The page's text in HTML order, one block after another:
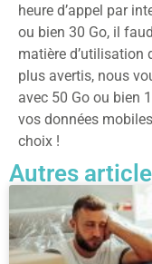
heure d’appel par
ou bien 30 Go, il
matière d’utilisation
plus avertis, nous
avec 50 Go ou bien
vos données
choix !
Autres